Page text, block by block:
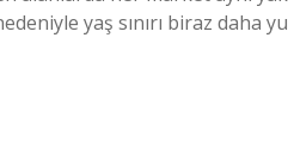
yaş sınırı biraz daha